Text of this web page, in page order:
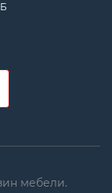
мебели.